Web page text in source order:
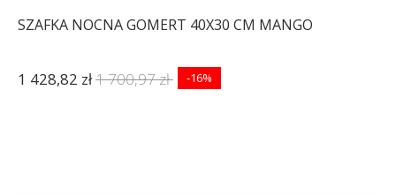
SZAFKA NOCNA GOMERT 40X30 CM MANGO
1 428,82 zł1 700,97 zł -16%